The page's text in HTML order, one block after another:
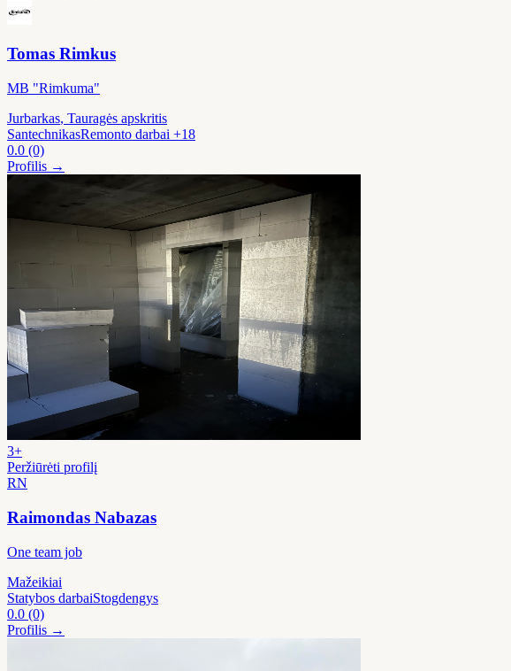
Tomas Rimkus
MB "Rimkuma"
Jurbarkas, Tauragės apskritis
SantechnikasRemonto darbai +18
0.0 (0)
Profilis →
3+
Peržiūrėti profilį
RN
Raimondas Nabazas
One team job
Mažeikiai
Statybos darbaiStogdengys
0.0 (0)
Profilis →